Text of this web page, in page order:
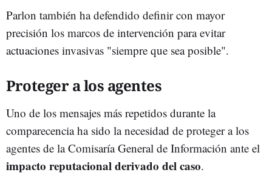
Parlon también ha defendido definir con mayor
precisión los marcos de intervención para evitar
actuaciones invasivas "siempre que sea posible".
Proteger a los agentes
Uno de los mensajes más repetidos durante la
comparecencia ha sido la necesidad de proteger a los
agentes de la Comisaría General de Información ante el
impacto reputacional derivado del caso.